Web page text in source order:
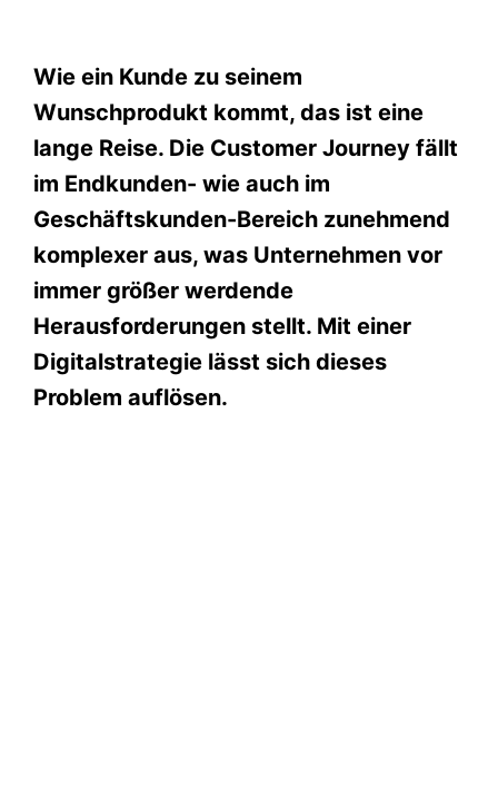
Wie ein Kunde zu seinem
Wunschprodukt kommt, das ist eine
lange Reise. Die Customer Journey fällt
im Endkunden- wie auch im
Geschäftskunden-Bereich zunehmend
komplexer aus, was Unternehmen vor
immer größer werdende
Herausforderungen stellt. Mit einer
Digitalstrategie lässt sich dieses
Problem auflösen.